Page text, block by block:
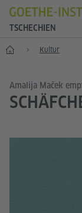
TSCHECHIEN
Start Kultur
Amalija Maček